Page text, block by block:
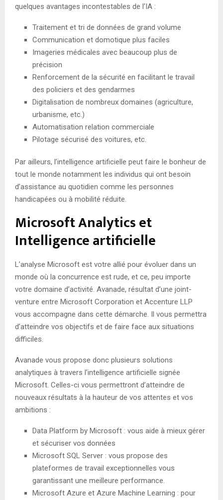
quelques avantages incontestables de l’IA :
Traitement et tri de données de grand volume
Communication et domotique plus faciles
Imageries médicales avec beaucoup plus de
précision
Renforcement de la sécurité en facilitant le travail
des policiers et des gendarmes
Digitalisation de nombreux domaines (agriculture,
urbanisme, etc.)
Automatisation relation commerciale
Pilotage sécurisé des voitures, etc.
Par ailleurs, l’intelligence artificielle peut faire le bonheur de
tout le monde notamment les individus qui ont besoin
d’assistance au quotidien comme les personnes
handicapées ou à mobilité réduite.
Microsoft Analytics et
Intelligence artificielle
L’analyse Microsoft est votre allié pour évoluer dans un
monde où la concurrence est rude, et ce, peu importe
votre domaine d’activité. Avanade, résultat d’une joint-
venture entre Microsoft Corporation et Accenture LLP
vous accompagne dans cette démarche. Il vous permettra
d’atteindre vos objectifs et de faire face aux situations
difficiles.
Avanade vous propose donc plusieurs solutions
analytiques à travers l’intelligence artificielle signée
Microsoft. Celles-ci vous permettront d’atteindre de
nouveaux résultats à la hauteur de vos attentes et vos
ambitions :
Data Platform by Microsoft : vous aide à mieux gérer
et sécuriser vos données
Microsoft SQL Server : vous propose des
plateformes de travail exceptionnelles vous
garantissant une meilleure performance.
Microsoft Azure et Azure Machine Learning : pour